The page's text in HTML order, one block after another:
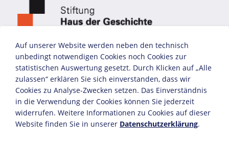
Auf unserer Website werden neben den technisch
unbedingt notwendigen Cookies noch Cookies zur
statistischen Auswertung gesetzt. Durch Klicken auf „Alle
zulassen“ erklären Sie sich einverstanden, dass wir
Cookies zu Analyse-Zwecken setzen. Das Einverständnis
in die Verwendung der Cookies können Sie jederzeit
widerrufen. Weitere Informationen zu Cookies auf dieser
Website finden Sie in unserer Datenschutzerklärung.